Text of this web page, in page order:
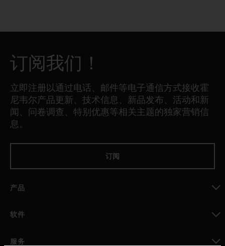
订阅我们！
立即注册以通过电话、邮件等电子通信方式接收霍
尼韦尔产品更新、技术信息、新品发布、活动和新
闻、问卷调查、特别优惠等相关主题的独家营销信
息。
订阅
产品
软件
服务